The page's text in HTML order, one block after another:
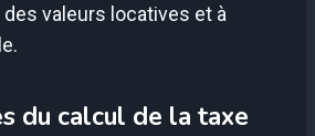
valeurs locatives et à
du calcul de la taxe